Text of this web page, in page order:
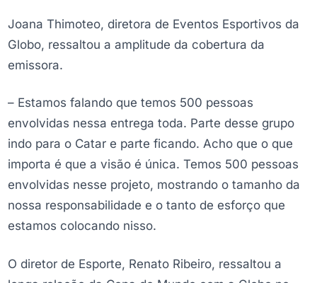
Joana Thimoteo, diretora de Eventos Esportivos da
Globo, ressaltou a amplitude da cobertura da
emissora.
– Estamos falando que temos 500 pessoas
envolvidas nessa entrega toda. Parte desse grupo
indo para o Catar e parte ficando. Acho que o que
importa é que a visão é única. Temos 500 pessoas
envolvidas nesse projeto, mostrando o tamanho da
nossa responsabilidade e o tanto de esforço que
estamos colocando nisso.
O diretor de Esporte, Renato Ribeiro, ressaltou a